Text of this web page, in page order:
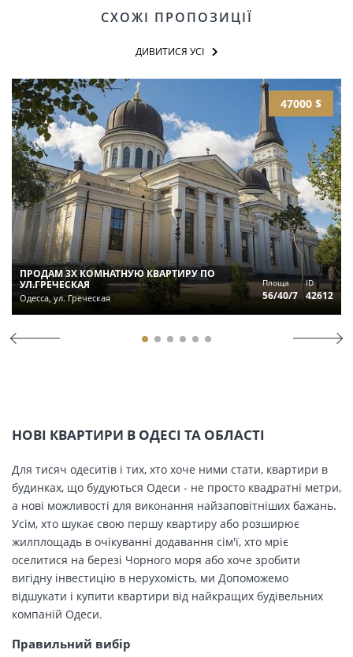
СХОЖІ ПРОПОЗИЦІЇ
ДИВИТИСЯ УСІ
47000 $
ПРОДАМ 3Х КОМНАТНУЮ КВАРТИРУ ПО
УЛ.ГРЕЧЕСКАЯ
Одесса, ул. Греческая
Площа
56/40/7
ID
42612
НОВІ КВАРТИРИ В ОДЕСІ ТА ОБЛАСТІ
Для тисяч одеситів і тих, хто хоче ними стати, квартири в
будинках, що будуються Одеси - не просто квадратні метри,
а нові можливості для виконання найзаповітніших бажань.
Усім, хто шукає свою першу квартиру або розширює
жилплощадь в очікуванні додавання сім'ї, хто мріє
оселитися на березі Чорного моря або хоче зробити
вигідну інвестицію в нерухомість, ми Допоможемо
відшукати і купити квартири від найкращих будівельних
компаній Одеси.
Правильний вибір